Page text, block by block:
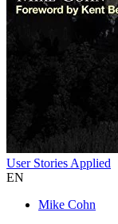
User Stories Applied
EN
Mike Cohn